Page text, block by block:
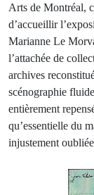
Arts de Montréal,
d’accueillir
Marianne Le
l’attachée de
archives
scénographie
entièrement
qu’essentielle du
injustement